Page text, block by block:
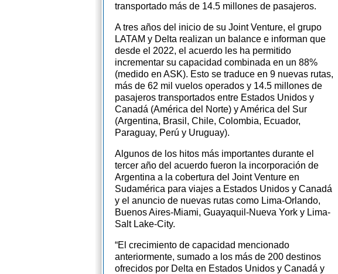
transportado más de 14.5 millones de pasajeros.
A tres años del inicio de su Joint Venture, el grupo
LATAM y Delta realizan un balance e informan que
desde el 2022, el acuerdo les ha permitido
incrementar su capacidad combinada en un 88%
(medido en ASK). Esto se traduce en 9 nuevas rutas,
más de 62 mil vuelos operados y 14.5 millones de
pasajeros transportados entre Estados Unidos y
Canadá (América del Norte) y América del Sur
(Argentina, Brasil, Chile, Colombia, Ecuador,
Paraguay, Perú y Uruguay).
Algunos de los hitos más importantes durante el
tercer año del acuerdo fueron la incorporación de
Argentina a la cobertura del Joint Venture en
Sudamérica para viajes a Estados Unidos y Canadá
y el anuncio de nuevas rutas como Lima-Orlando,
Buenos Aires-Miami, Guayaquil-Nueva York y Lima-
Salt Lake-City.
“El crecimiento de capacidad mencionado
anteriormente, sumado a los más de 200 destinos
ofrecidos por Delta en Estados Unidos y Canadá y